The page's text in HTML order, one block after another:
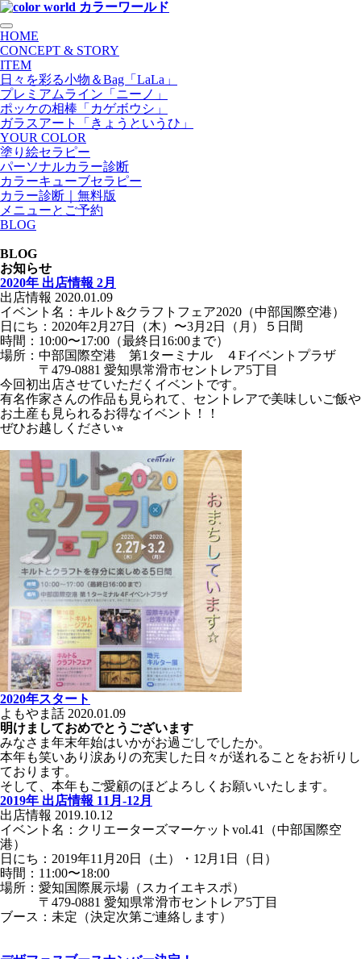
HOME
CONCEPT & STORY
ITEM
日々を彩る小物＆Bag「LaLa」
プレミアムライン「ニーノ」
ポッケの相棒「カゲボウシ」
ガラスアート「きょうというひ」
YOUR COLOR
塗り絵セラピー
パーソナルカラー診断
カラーキューブセラピー
カラー診断｜無料版
メニューとご予約
BLOG
BLOG
お知らせ
2020年 出店情報 2月
出店情報 2020.01.09
イベント名：キルト&クラフトフェア2020（中部国際空港）
日にち： 2020年2月27日（木）〜3月2日（月）５日間
時間：10:00〜17:00（最終日16:00まで）
場所： 中部国際空港 第1ターミナル ４Fイベントプラザ
〒479-0881 愛知県常滑市セントレア5丁目
今回初出店させていただくイベントです。
有名作家さんの作品も見られて、セントレアで美味しいご飯や
お土産も見られるお得なイベント！！
ぜひお越しください⭐︎
2020年スタート
よもやま話 2020.01.09
明けましておめでとうございます
みなさま年末年始はいかがお過ごしでしたか。
本年も笑いあり涙ありの充実した日々が送れることをお祈りし
ております。
そして、本年もご愛顧のほどよろしくお願いいたします。
2019年 出店情報 11月-12月
出店情報 2019.10.12
イベント名： クリエーターズマーケットvol.41（中部国際空
港）
日にち： 2019年11月20日（土）・12月1日（日）
時間：11:00〜18:00
場所： 愛知国際展示場（スカイエキスポ）
〒479-0881 愛知県常滑市セントレア5丁目
ブース：未定（決定次第ご連絡します）